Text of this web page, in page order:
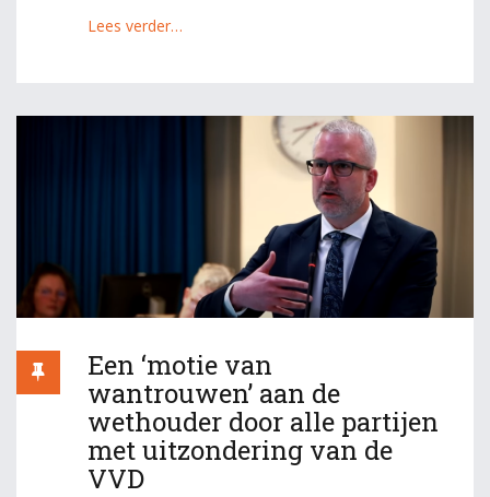
Lees verder…
Een ‘motie van
wantrouwen’ aan de
wethouder door alle partijen
met uitzondering van de
VVD